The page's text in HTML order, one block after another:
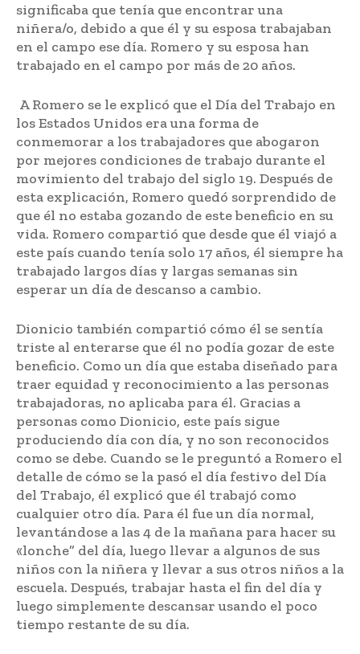
significaba que tenía que encontrar una
niñera/o, debido a que él y su esposa trabajaban
en el campo ese día. Romero y su esposa han
trabajado en el campo por más de 20 años.
A Romero se le explicó que el Día del Trabajo en
los Estados Unidos era una forma de
conmemorar a los trabajadores que abogaron
por mejores condiciones de trabajo durante el
movimiento del trabajo del siglo 19. Después de
esta explicación, Romero quedó sorprendido de
que él no estaba gozando de este beneficio en su
vida. Romero compartió que desde que él viajó a
este país cuando tenía solo 17 años, él siempre ha
trabajado largos días y largas semanas sin
esperar un día de descanso a cambio.
Dionicio también compartió cómo él se sentía
triste al enterarse que él no podía gozar de este
beneficio. Como un día que estaba diseñado para
traer equidad y reconocimiento a las personas
trabajadoras, no aplicaba para él. Gracias a
personas como Dionicio, este país sigue
produciendo día con día, y no son reconocidos
como se debe. Cuando se le preguntó a Romero el
detalle de cómo se la pasó el día festivo del Día
del Trabajo, él explicó que él trabajó como
cualquier otro día. Para él fue un día normal,
levantándose a las 4 de la mañana para hacer su
«lonche” del día, luego llevar a algunos de sus
niños con la niñera y llevar a sus otros niños a la
escuela. Después, trabajar hasta el fin del día y
luego simplemente descansar usando el poco
tiempo restante de su día.